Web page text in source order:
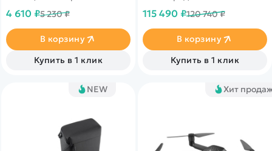
50м. Трансляция видео
4 610 ₽5 230 ₽
В корзину
Купить в 1 клик
облета препятствий по всем
115 490 ₽120 740 ₽
В корзину
Купить в 1 клик
NEW Хит